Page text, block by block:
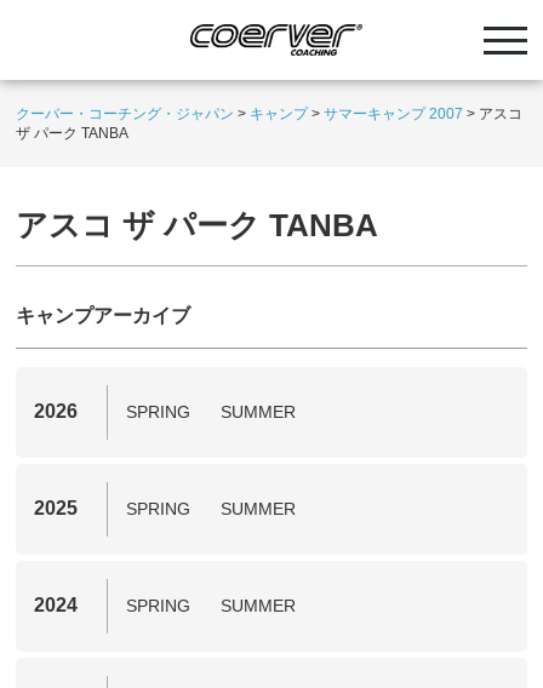
クーバー・コーチング・ジャパン > キャンプ>サマーキャンプ 2007 > アスコ
ザ パーク TANBA
アスコ ザ パーク TANBA
キャンプアーカイブ
2026 SPRING SUMMER
2025 SPRING SUMMER
2024 SPRING SUMMER